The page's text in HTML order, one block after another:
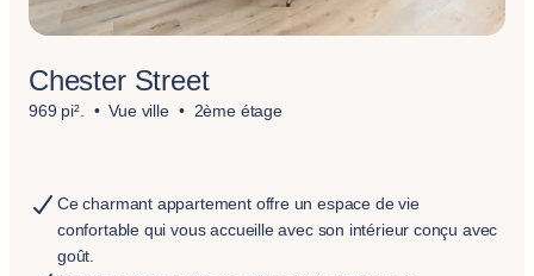
Chester Street
969 pi². Vue ville 2ème étage
Ce charmant appartement offre un espace de vie
confortable qui vous accueille avec son intérieur conçu avec
goût.